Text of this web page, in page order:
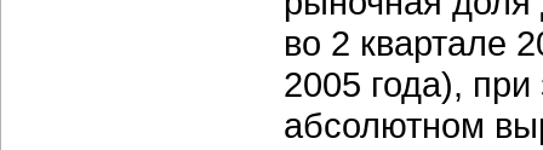
во 2 квартале
2005 года),
абсолютном